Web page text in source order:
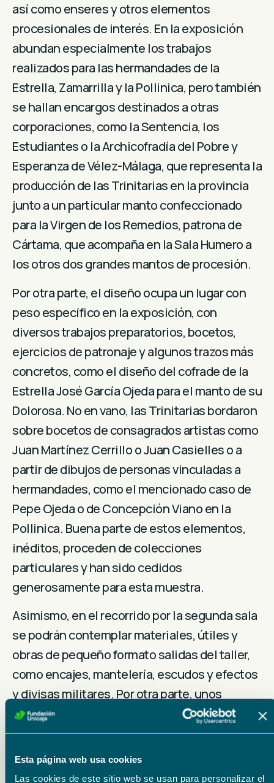
Esta página web usa cookies
Las cookies de este sitio web se usan para personalizar el
así como enseres y otros elementos
procesionales de interés. En la exposición
abundan especialmente los trabajos
realizados para las hermandades de la
Estrella, Zamarrilla y la Pollinica, pero también
se hallan encargos destinados a otras
corporaciones, como la Sentencia, los
Estudiantes o la Archicofradía del Pobre y
Esperanza de Vélez-Málaga, que representa la
producción de las Trinitarias en la provincia
junto a un particular manto confeccionado
para la Virgen de los Remedios, patrona de
Cártama, que acompaña en la Sala Humero a
los otros dos grandes mantos de procesión.
Por otra parte, el diseño ocupa un lugar con
peso específico en la exposición, con
diversos trabajos preparatorios, bocetos,
ejercicios de patronaje y algunos trazos más
concretos, como el diseño del cofrade de la
Estrella José García Ojeda para el manto de su
Dolorosa. No en vano, las Trinitarias bordaron
sobre bocetos de consagrados artistas como
Juan Martínez Cerrillo o Juan Casielles o a
partir de dibujos de personas vinculadas a
hermandades, como el mencionado caso de
Pepe Ojeda o de Concepción Viano en la
Pollinica. Buena parte de estos elementos,
inéditos, proceden de colecciones
particulares y han sido cedidos
generosamente para esta muestra.
Asimismo, en el recorrido por la segunda sala
se podrán contemplar materiales, útiles y
obras de pequeño formato salidas del taller,
como encajes, mantelería, escudos y efectos
y divisas militares. Por otra parte, unos
paneles recorren la trayectoria de las
Hermanas Trinitarias desde su fundación en
Madrid en 1885, hasta la actualidad, pasando
por su establecimiento en Málaga a partir de